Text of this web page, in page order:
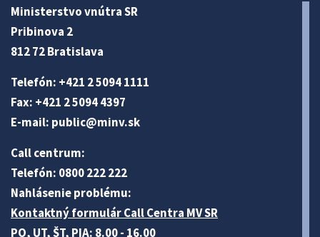
Ministerstvo vnútra SR
Pribinova 2
812 72 Bratislava
Telefón: +421 2 5094 1111
Fax: +421 2 5094 4397
E-mail: public@minv.sk
Call centrum:
Telefón: 0800 222 222
Nahlásenie problému:
Kontaktný formulár Call Centra MV SR
PO, UT, ŠT, PIA: 8.00 - 16.00